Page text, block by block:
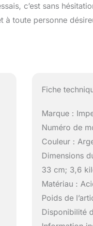
c’est sans
à toute personne
Fiche
Marque :
Numéro de
Couleur :
Dimensions
33 cm; 3,6
Matériau :
Poids de
Disponibilité